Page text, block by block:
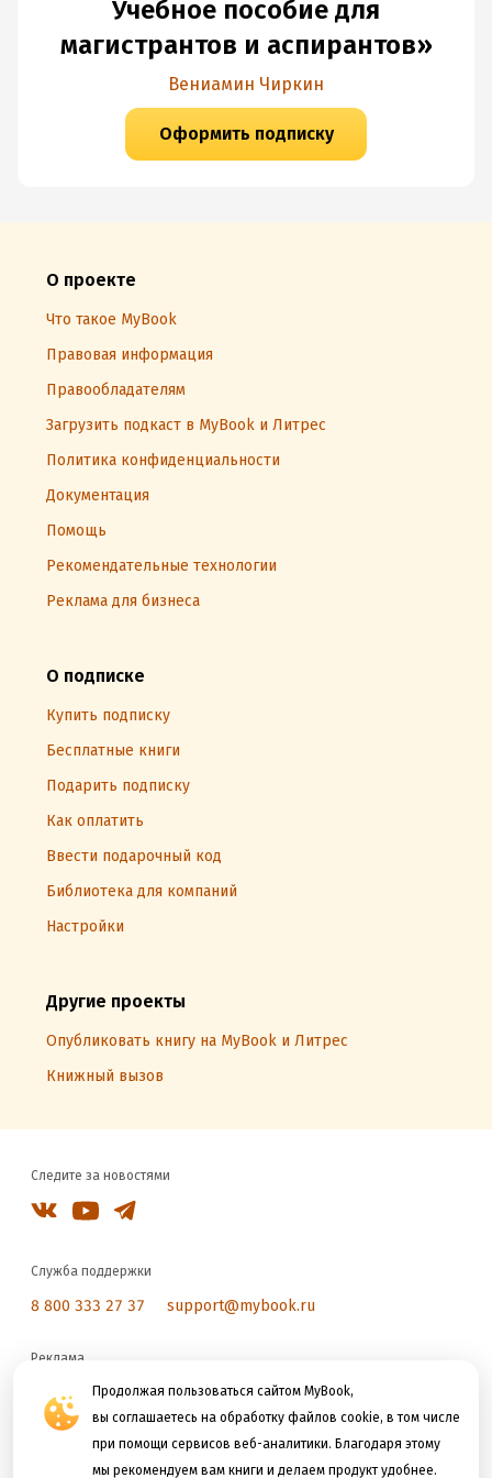
Продолжая пользоваться сайтом MyBook,
вы соглашаетесь на обработку файлов cookie, в том числе
при помощи сервисов веб-аналитики. Благодаря этому
мы рекомендуем вам книги и делаем продукт удобнее.
Учебное пособие для
магистрантов и аспирантов»
Вениамин Чиркин
Оформить подписку
О проекте
Что такое MyBook
Правовая информация
Правообладателям
Загрузить подкаст в MyBook и Литрес
Политика конфиденциальности
Документация
Помощь
Рекомендательные технологии
Реклама для бизнеса
О подписке
Купить подписку
Бесплатные книги
Подарить подписку
Как оплатить
Ввести подарочный код
Библиотека для компаний
Настройки
Другие проекты
Опубликовать книгу на MyBook и Литрес
Книжный вызов
Следите за новостями
Служба поддержки
8 800 333 27 37 support@mybook.ru
Реклама
reklama@litres.ru
Мы принимаем к оплате